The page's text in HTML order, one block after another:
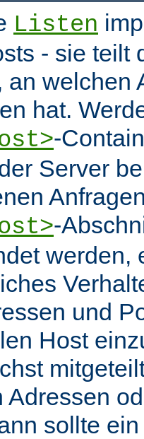
Listen
- sie teilt
an welchen
hat.
-
Server
-
werden,
und
Host
Adressen
sollte